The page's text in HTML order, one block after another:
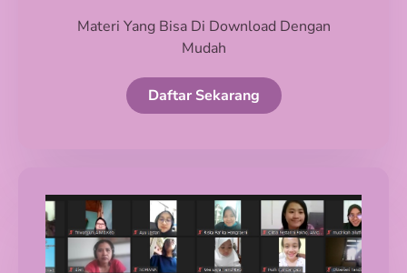
Materi Yang Bisa Di Download Dengan
Mudah
Daftar Sekarang